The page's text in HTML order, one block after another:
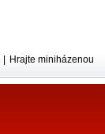
Hrajte miniházenou